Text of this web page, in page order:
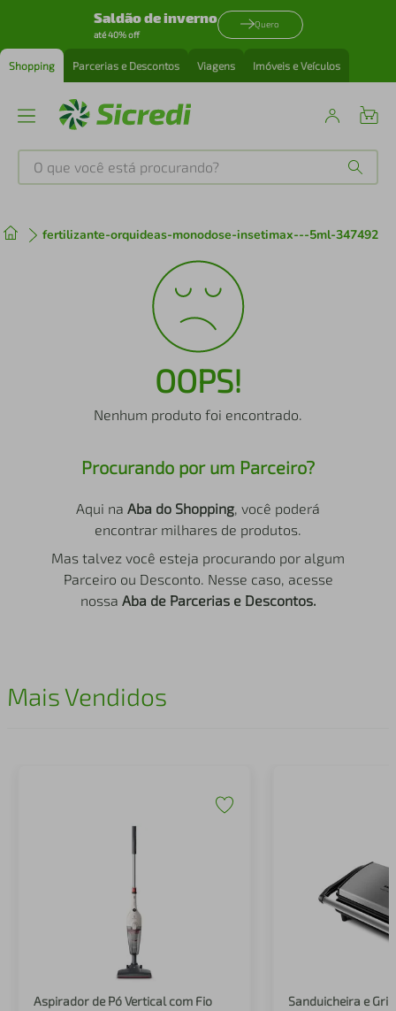
Saldão de inverno
até 40% off
Quero
Shopping Parcerias e Descontos Viagens Imóveis e Veículos
O que você está procurando?
fertilizante-orquideas-monodose-insetimax---5ml-347492
OOPS!
Nenhum produto foi encontrado.
Procurando por um Parceiro?
Aqui na Aba do Shopping, você poderá
encontrar milhares de produtos.
Mas talvez você esteja procurando por algum
Parceiro ou Desconto. Nesse caso, acesse
nossa Aba de Parcerias e Descontos.
Mais Vendidos
Aspirador de Pó Vertical com Fio
Sanduicheira e